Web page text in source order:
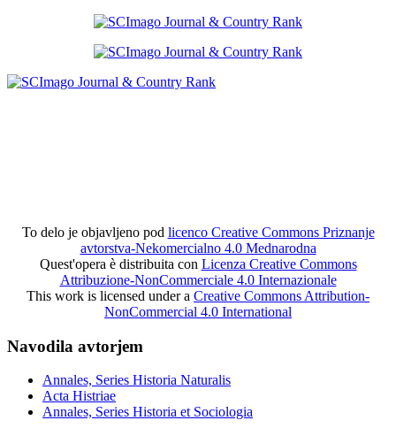
To delo je objavljeno pod licenco Creative Commons Priznanje
avtorstva-Nekomercialno 4.0 Mednarodna
Quest'opera è distribuita con Licenza Creative Commons
Attribuzione-NonCommerciale 4.0 Internazionale
This work is licensed under a Creative Commons Attribution-
NonCommercial 4.0 International
Navodila avtorjem
Annales, Series Historia Naturalis
Acta Histriae
Annales, Series Historia et Sociologia